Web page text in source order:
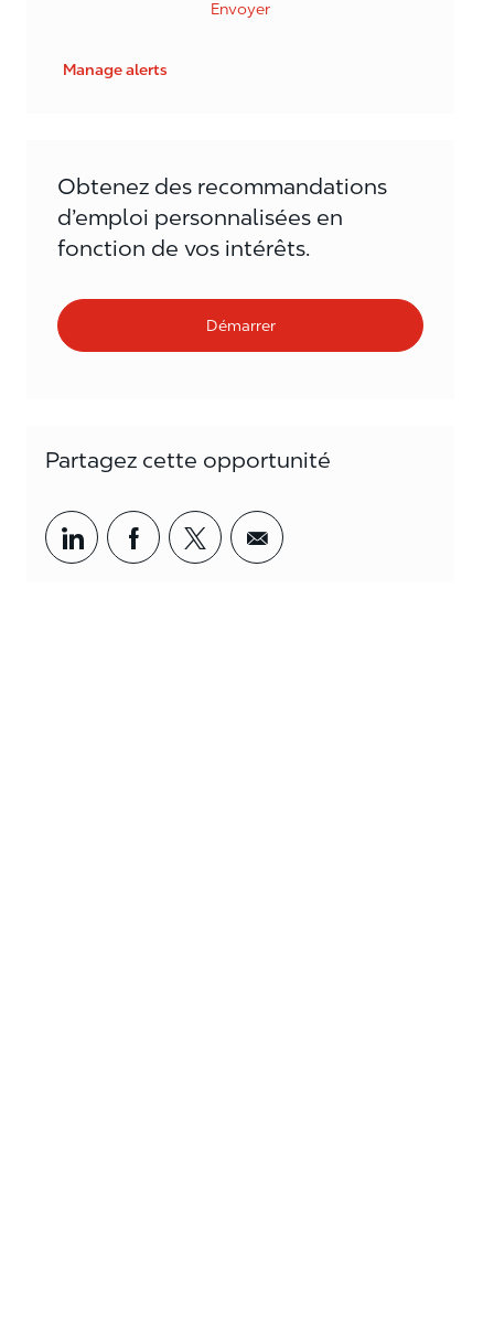
Envoyer
Manage alerts
Obtenez des recommandations
d’emploi personnalisées en
fonction de vos intérêts.
Démarrer
Partagez cette opportunité
Partager par LinkedIn
Partager par Facebook
<span<span